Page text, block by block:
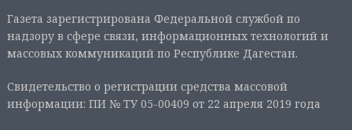
Газета зарегистрирована Федеральной службой по
надзору в сфере связи, информационных технологий и
массовых коммуникаций по Республике Дагестан.
Свидетельство о регистрации средства массовой
информации: ПИ № ТУ 05-00409 от 22 апреля 2019 года